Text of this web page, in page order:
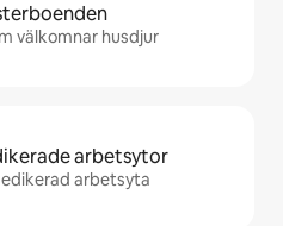
välkomnar husdjur
arbetsytor
arbetsyta